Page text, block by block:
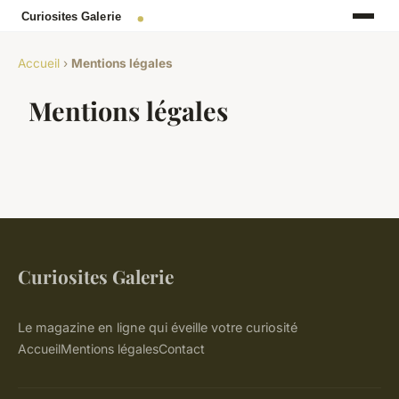
Accueil › Mentions légales
Mentions légales
Curiosites Galerie
Le magazine en ligne qui éveille votre curiosité
AccueilMentions légalesContact